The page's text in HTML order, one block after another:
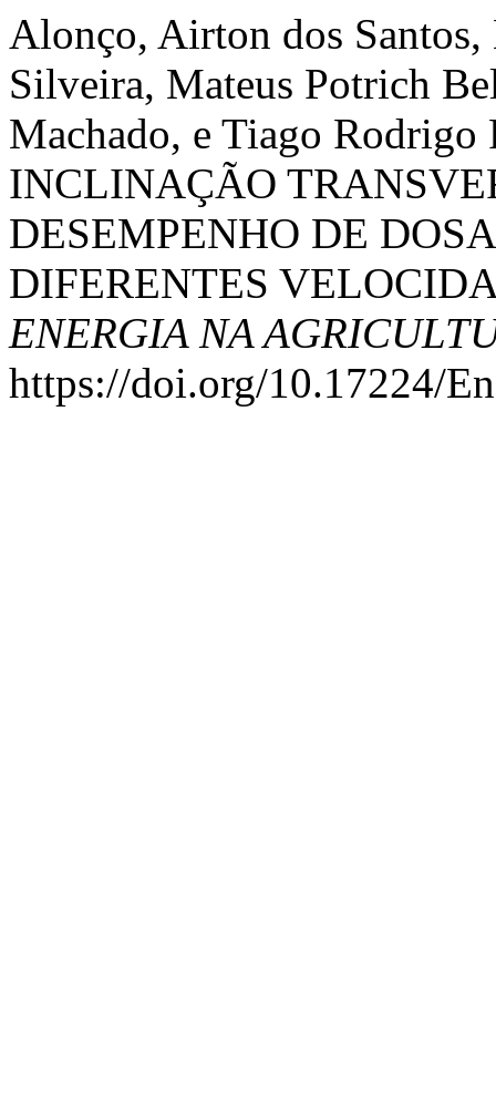
Alonço, Airton dos
Silveira, Mateus Potrich
Machado, e Tiago
INCLINAÇÃO
DESEMPENHO DE
DIFERENTES
ENERGIA NA
https://doi.org/10.17224/